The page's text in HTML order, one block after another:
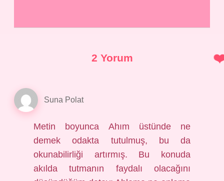
2 Yorum
Suna Polat
Metin boyunca Ahım üstünde ne
demek odakta tutulmuş, bu da
okunabilirliği artırmış. Bu konuda
akılda tutmanın faydalı olacağını